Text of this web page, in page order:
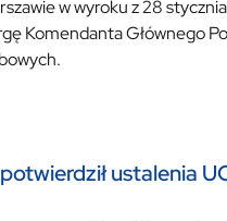
w wyroku z 28
Komendanta Głównego
ustalenia